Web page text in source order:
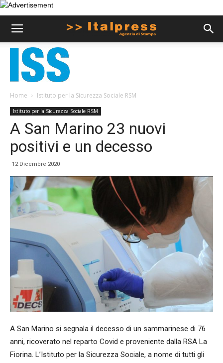
Home Istituto per la Sicurezza Sociale RSM
Istituto per la Sicurezza Sociale RSM
A San Marino 23 nuovi
positivi e un decesso
12 Dicembre 2020
A San Marino si segnala il decesso di un sammarinese di 76
anni, ricoverato nel reparto Covid e proveniente dalla RSA La
Fiorina. L’Istituto per la Sicurezza Sociale, a nome di tutti gli